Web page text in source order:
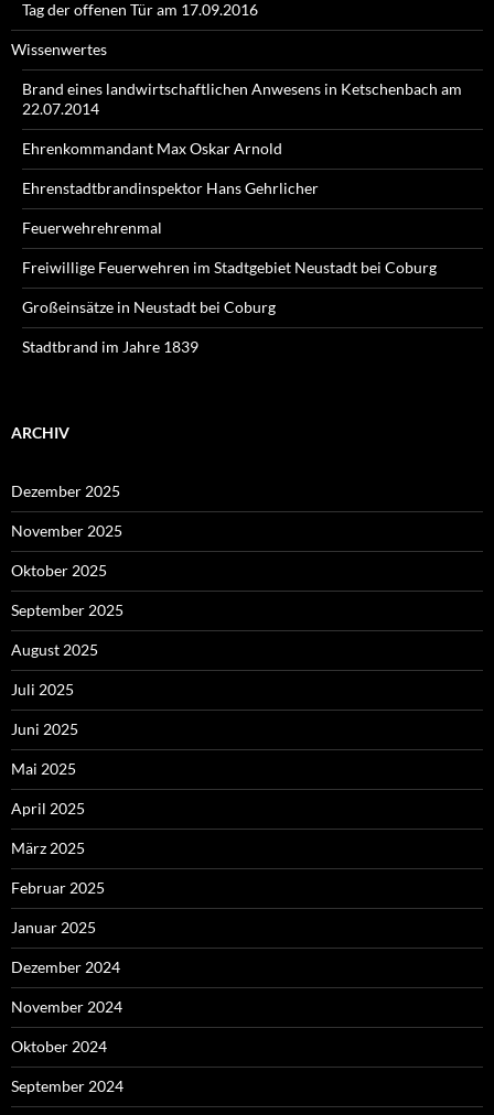
Tag der offenen Tür am 17.09.2016
Wissenwertes
Brand eines landwirtschaftlichen Anwesens in Ketschenbach am
22.07.2014
Ehrenkommandant Max Oskar Arnold
Ehrenstadtbrandinspektor Hans Gehrlicher
Feuerwehrehrenmal
Freiwillige Feuerwehren im Stadtgebiet Neustadt bei Coburg
Großeinsätze in Neustadt bei Coburg
Stadtbrand im Jahre 1839
ARCHIV
Dezember 2025
November 2025
Oktober 2025
September 2025
August 2025
Juli 2025
Juni 2025
Mai 2025
April 2025
März 2025
Februar 2025
Januar 2025
Dezember 2024
November 2024
Oktober 2024
September 2024